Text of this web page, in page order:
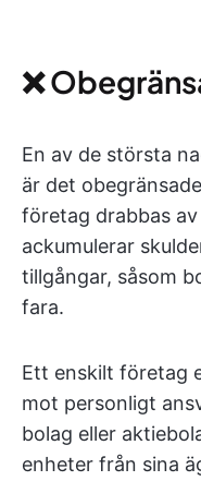
❌
En av de största
är det
företag drabbas
ackumulerar
tillgångar, såsom
fara.
Ett enskilt företag
mot personligt
bolag eller
enheter från sina